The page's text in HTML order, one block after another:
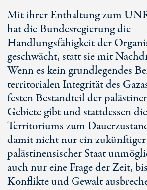
Mit ihrer Enthaltung zum
hat die Bundesregierung die
Handlungsfähigkeit der
geschwächt, statt sie mit
Wenn es kein grundlegendes
territorialen Integrität des
festen Bestandteil der
Gebiete gibt und stattdessen
Territoriums zum
damit nicht nur ein zukünftiger
palästinensischer Staat
auch nur eine Frage der Zeit,
Konflikte und Gewalt